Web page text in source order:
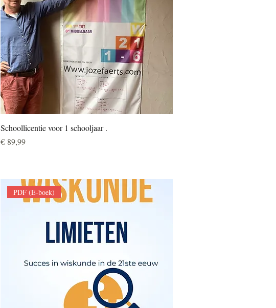
Schoollicentie voor 1 schooljaar .
Prijs
€ 89,99
PDF (E-boek)